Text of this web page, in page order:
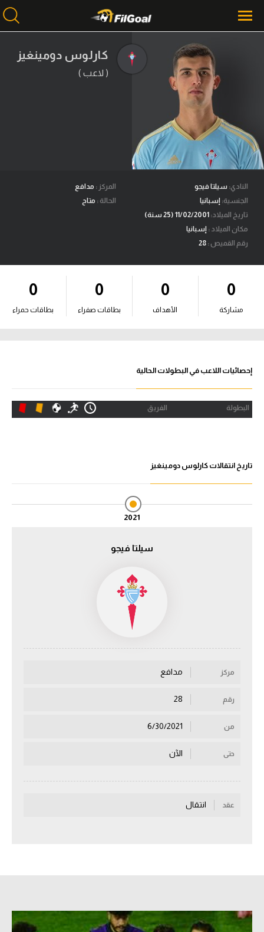
محتوى إخباري
الرئيسية
أخبار
مباريات
ميركاتو
فانتازي في الجول
مسابقة التوقعات
فيديوهات
آراء حرة
ركن الألعاب
الدوري المصري
الدوري الإنجليزي الممتاز
الدوري الإيطالي
الدوري السعودي للمحترفين
أقسام
سعودي في الجول
رياضات أخرى
كارلوس دومينغيز
( لاعب )
النادي: سيلتا فيجو
الجنسية: إسبانيا
تاريخ الميلاد:
مكان الميلاد : إسبانيا
رقم القميص :
المركز : مدافع
الحالة : متاح
0
مشاركة
0
الأهداف
0
بطاقات صفراء
0
بطاقات حمراء
إحصائيات اللاعب في البطولات الحالية
البطولة الفريق
تاريخ انتقالات كارلوس دومينغيز
2021
سيلتا فيجو
مركز مدافع
رقم
من
حتى الآن
عقد انتقال